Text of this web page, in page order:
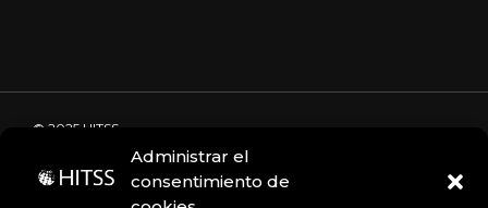
Administrar el
consentimiento de
© 2025 HITSS